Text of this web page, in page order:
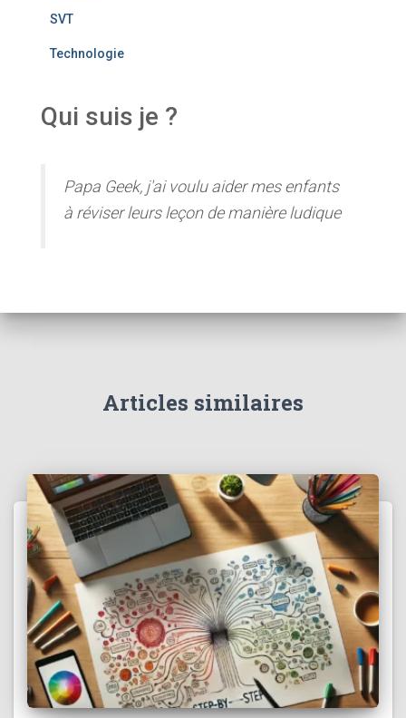
SVT
Technologie
Qui suis je ?
Papa Geek, j'ai voulu aider mes enfants
à réviser leurs leçon de manière ludique
Articles similaires